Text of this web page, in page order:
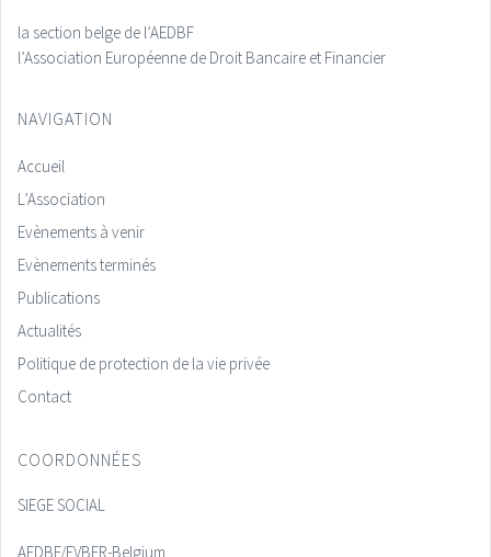
la section belge de l’AEDBF
l’Association Européenne de Droit Bancaire et Financier
NAVIGATION
Accueil
L’Association
Evènements à venir
Evènements terminés
Publications
Actualités
Politique de protection de la vie privée
Contact
COORDONNÉES
SIEGE SOCIAL
AEDBF/EVBFR-Belgium